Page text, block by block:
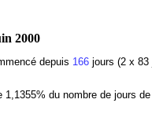
2000
depuis 166 jours (2 x 83
1,1355% du nombre de jours